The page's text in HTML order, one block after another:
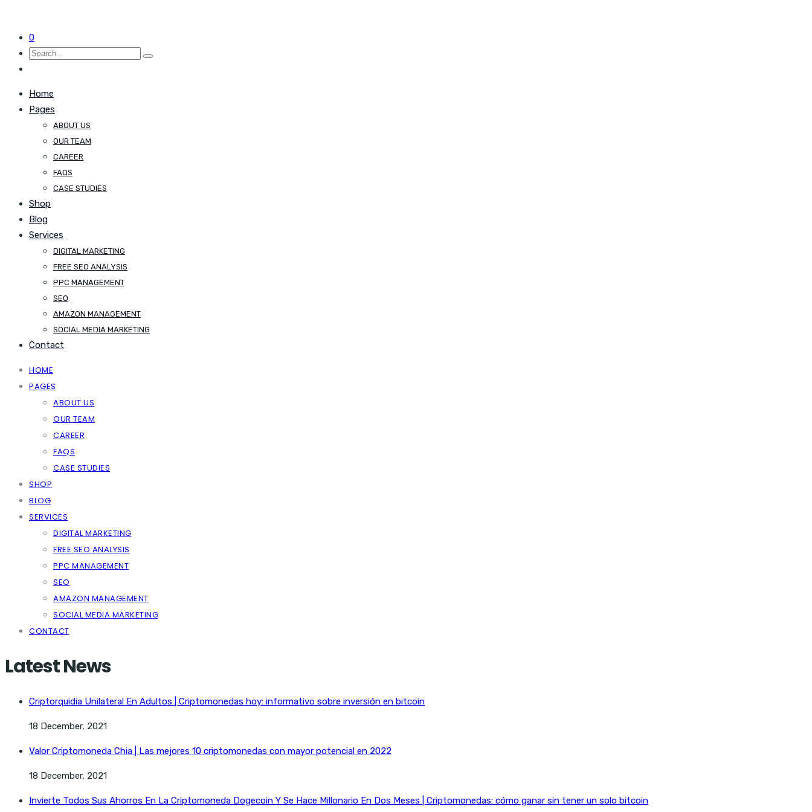
0
Home
Pages
ABOUT US
OUR TEAM
CAREER
FAQS
CASE STUDIES
Shop
Blog
Services
DIGITAL MARKETING
FREE SEO ANALYSIS
PPC MANAGEMENT
SEO
AMAZON MANAGEMENT
SOCIAL MEDIA MARKETING
Contact
HOME
PAGES
ABOUT US
OUR TEAM
CAREER
FAQS
CASE STUDIES
SHOP
BLOG
SERVICES
DIGITAL MARKETING
FREE SEO ANALYSIS
PPC MANAGEMENT
SEO
AMAZON MANAGEMENT
SOCIAL MEDIA MARKETING
CONTACT
Latest News
Criptorquidia Unilateral En Adultos | Criptomonedas hoy: informativo sobre inversión en bitcoin
18 December, 2021
Valor Criptomoneda Chia | Las mejores 10 criptomonedas con mayor potencial en 2022
18 December, 2021
Invierte Todos Sus Ahorros En La Criptomoneda Dogecoin Y Se Hace Millonario En Dos Meses | Criptomonedas: cómo ganar sin tener un solo bitcoin